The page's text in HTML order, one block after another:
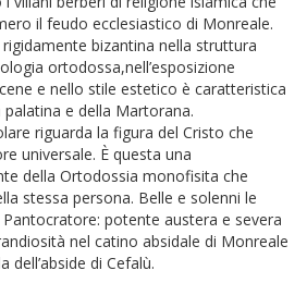
il feudo ecclesiastico di Monreale.
bizantina nella struttura
ortodossa,nell’esposizione
e nello stile estetico è caratteristica
e della Martorana.
riguarda la figura del Cristo che
universale. È questa una
della Ortodossia monofisita che
stessa persona. Belle e solenni le
potente austera e severa
nel catino absidale di Monreale
dell’abside di Cefalù.